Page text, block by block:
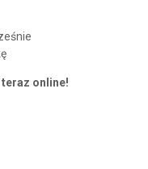
online!